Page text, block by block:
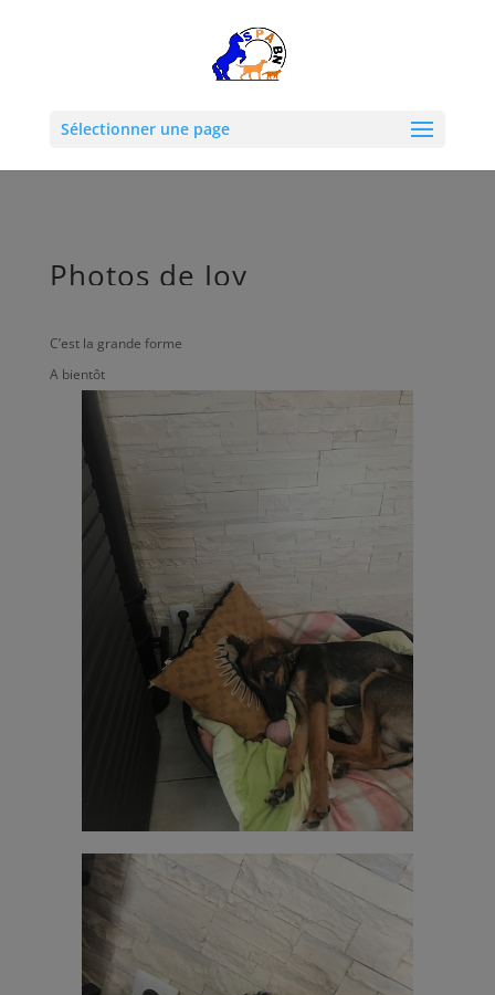
Sélectionner une page
Photos de Joy
C’est la grande forme
A bientôt